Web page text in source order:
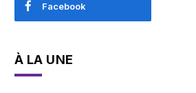
Facebook
À LA UNE